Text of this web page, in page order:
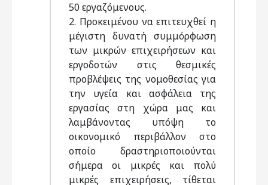
50 εργαζόμενους.
2. Προκειμένου να επιτευχθεί η
μέγιστη δυνατή συμμόρφωση
των μικρών επιχειρήσεων και
εργοδοτών στις θεσμικές
προβλέψεις της νομοθεσίας για
την υγεία και ασφάλεια της
εργασίας στη χώρα μας και
λαμβάνοντας υπόψη το
οικονομικό περιβάλλον στο
οποίο δραστηριοποιούνται
σήμερα οι μικρές και πολύ
μικρές επιχειρήσεις, τίθεται